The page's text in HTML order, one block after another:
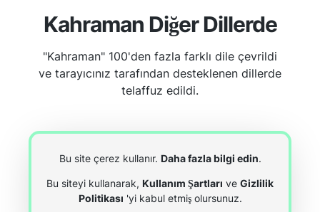
Kahraman Diğer Dillerde
"Kahraman" 100'den fazla farklı dile çevrildi
ve tarayıcınız tarafından desteklenen dillerde
telaffuz edildi.
Bu site çerez kullanır. Daha fazla bilgi edin.
Bu siteyi kullanarak, Kullanım Şartları ve Gizlilik
Politikası 'yi kabul etmiş olursunuz.